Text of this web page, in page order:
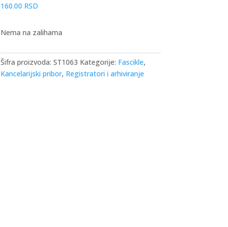
160.00 RSD
Nema na zalihama
Šifra proizvoda: ST1063 Kategorije: Fascikle,
Kancelarijski pribor, Registratori i arhiviranje